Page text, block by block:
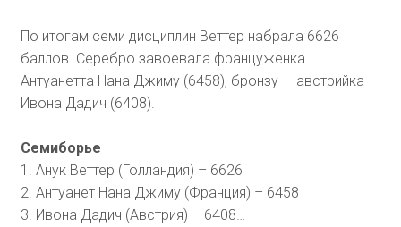
По итогам семи дисциплин Веттер набрала 6626
баллов. Серебро завоевала француженка
Антуанетта Нана Джиму (6458), бронзу — австрийка
Ивона Дадич (6408).
Семиборье
1. Анук Веттер (Голландия) – 6626
2. Антуанет Нана Джиму (Франция) – 6458
3. Ивона Дадич (Австрия) – 6408…